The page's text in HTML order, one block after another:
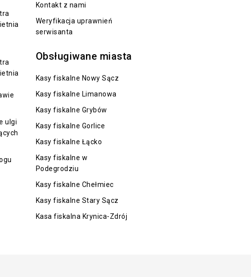
ulgi
Kontakt z nami
Weryfikacja uprawnień
serwisanta
Obsługiwane miasta
Kasy fiskalne Nowy Sącz
Kasy fiskalne Limanowa
Kasy fiskalne Grybów
Kasy fiskalne Gorlice
Kasy fiskalne Łącko
Kasy fiskalne w
Podegrodziu
Kasy fiskalne Chełmiec
Kasy fiskalne Stary Sącz
Kasa fiskalna Krynica-Zdrój